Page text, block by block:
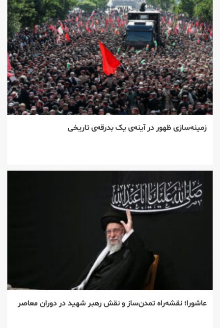
زمینه‌سازی ظهور در آینه‌ی یک بدرقه‌ی تاریخی
عاشورا؛ نقشه‌راه تمدن‌ساز و نقش رهبر شهید در دوران معاصر